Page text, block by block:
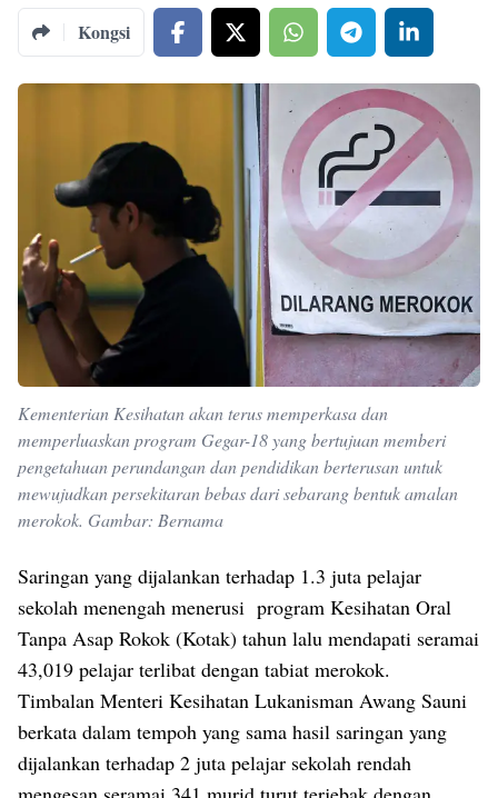
Kongsi
Kementerian Kesihatan akan terus memperkasa dan
memperluaskan program Gegar-18 yang bertujuan memberi
pengetahuan perundangan dan pendidikan berterusan untuk
mewujudkan persekitaran bebas dari sebarang bentuk amalan
merokok. Gambar: Bernama
Saringan yang dijalankan terhadap 1.3 juta pelajar
sekolah menengah menerusi program Kesihatan Oral
Tanpa Asap Rokok (Kotak) tahun lalu mendapati seramai
43,019 pelajar terlibat dengan tabiat merokok.
Timbalan Menteri Kesihatan Lukanisman Awang Sauni
berkata dalam tempoh yang sama hasil saringan yang
dijalankan terhadap 2 juta pelajar sekolah rendah